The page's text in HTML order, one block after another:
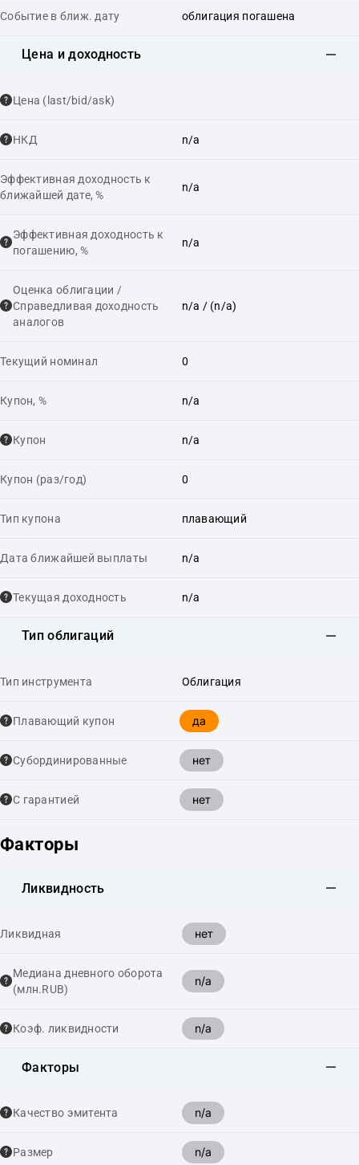
Событие в ближ. дату облигация погашена
Цена и доходность
Цена (last/bid/ask)
НКД n/a
Эффективная доходность к
ближайшей дате, %
n/a
Эффективная доходность к
погашению, %
n/a
Оценка облигации /
Справедливая доходность
аналогов
n/a / (n/a)
Текущий номинал 0
Купон, % n/a
Купон n/a
Купон (раз/год) 0
Тип купона плавающий
Дата ближайшей выплаты n/a
Текущая доходность n/a
Тип облигаций
Тип инструмента Облигация
Плавающий купон да
Cубординированные нет
С гарантией нет
Факторы
Ликвидность
Ликвидная нет
Медиана дневного оборота
(млн.RUB)
n/a
Коэф. ликвидности n/a
Факторы
Качество эмитента n/a
Размер n/a